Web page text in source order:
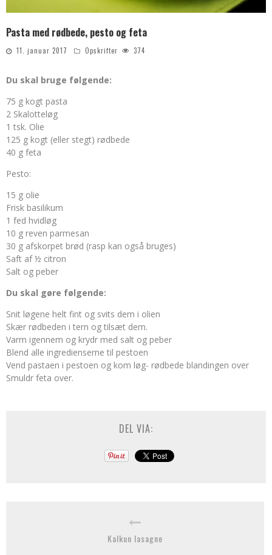
Pasta med rødbede, pesto og feta
11. januar 2017 Opskrifter 374
Du skal bruge følgende:
75 g kogt pasta
2 Skalotteløg
1 tsk. Olie
125 g kogt (eller stegt) rødbede
40 g feta
Pesto:
15 g olie
Frisk basilikum
1 fed hvidløg
10 g reven parmesan
30 g afskorpet brød (rasp kan også bruges)
Saft af ½ citron
Salt og peber
Du skal gøre følgende:
Snit løgene helt fint og svits dem i olien
Skær rødbeden i tern og tilsæt dem.
Varm igennem og krydr med salt og peber
Blend alle ingredienserne til pestoen
Vend pastaen i pestoen og kom løg- rødbede blandingen over
Smuldr feta over.
DEL VIA:
Kalkun lasagne